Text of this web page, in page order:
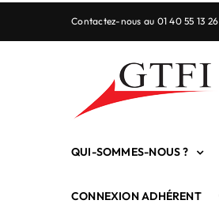
Contactez-nous au 01 40 55 13 26
QUI-SOMMES-NOUS ?
CONNEXION ADHÉRENT